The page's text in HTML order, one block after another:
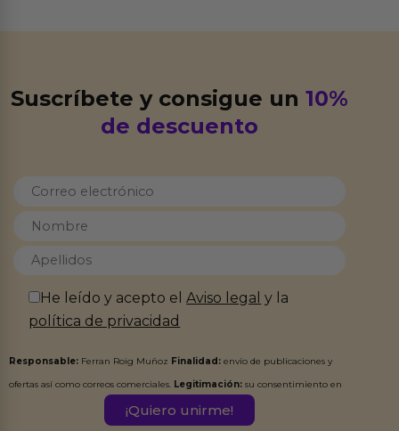
Suscríbete y consigue un10%
de descuento
He leído y acepto elAviso legal y la
política de privacidad
Responsable: Ferran Roig Muñoz Finalidad: envío de publicaciones y
ofertas así como correos comerciales. Legitimación: su consentimiento en
Destinatarios:Ferran Roig Muñoz. Podrás ejercer tus